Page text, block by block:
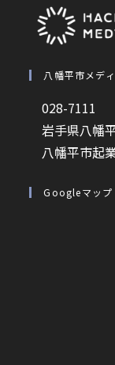
八幡平市メデ
028-7111
岩手県八幡
八幡平市起
Googleマップ